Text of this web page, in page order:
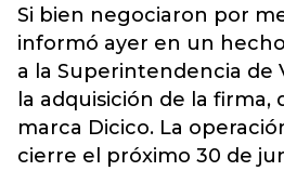
Si bien negociaron por
informó ayer en un
a la Superintendencia de
la adquisición de la firma,
marca Dicico. La
cierre el próximo 30 de